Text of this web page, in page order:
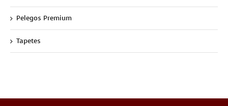
Pelegos Premium
Tapetes